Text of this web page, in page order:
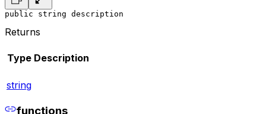
public string description
Returns
Type Description
string
functions